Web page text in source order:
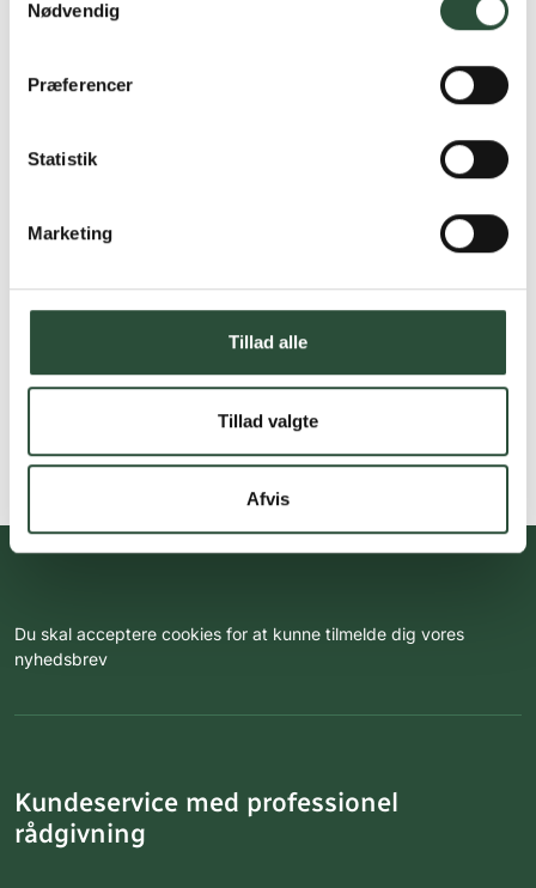
Nødvendig
Præferencer
Statistik
Marketing
Tillad alle
Tillad valgte
Afvis
Du skal acceptere cookies for at kunne tilmelde dig vores
nyhedsbrev
Kundeservice med professionel
rådgivning